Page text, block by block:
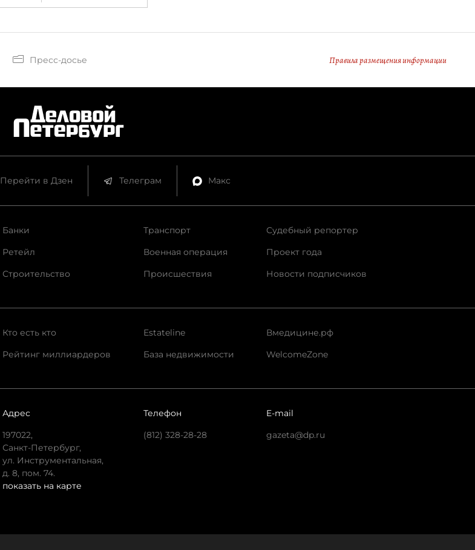
Пресс-досье Правила размещения информации
Перейти в Дзен Телеграм Макс
Банки
Ретейл
Строительство
Транспорт
Военная операция
Происшествия
Судебный репортер
Проект года
Новости подписчиков
Кто есть кто
Рейтинг миллиардеров
Estateline
База недвижимости
Вмедицине.рф
WelcomeZone
Адрес
197022,
Санкт-Петербург,
ул. Инструментальная,
д. 8, пом. 74.
показать на карте
Телефон
(812) 328-28-28
E-mail
gazeta@dp.ru